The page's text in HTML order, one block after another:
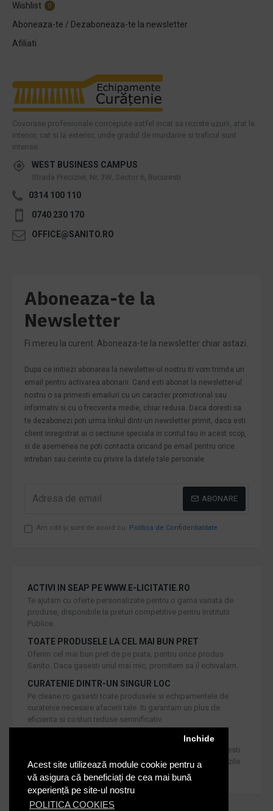
Acest site utilizează module cookie pentru a
vă asigura că beneficiați de cea mai bună
experiență pe site-ul nostru
POLITICA COOKIES
Inchide
Wishlist
0
Aboneaza-te / Dezaboneaza-te la newsletter
Afiliati
Covorase profesionale concepute astfel incat sa reziste uzurii, atat la
interior, cat si la exterior, unde gradul de murdarire si traficul sunt
intense.
WEST BUSINESS CAMPUS
Strada Preciziei, Nr, 3W, Sector 6, Bucuresti
0314 100 110
0740 230 170
OFFICE@SANITO.RO
Aboneaza-te la
Newsletter
Fi mereu la curent. Aboneaza-te la newsletter chiar astazi.
Dupa ce initiezi abonarea la newsletter-ul nostru iti vom trimite un
email pentru activarea abonarii. Cand esti abonat la newsletter-ul
nostru o sa primesti emailuri cu un caracter promotional sau
informativ si cu o frecventa medie, chiar redusa. Daca doresti sa
te dezabonezi poti urma linkul dintr-un newsletter primit, daca esti
client inregistrat ai o sectiune speciala in contul tau in acest scop,
si de asemenea ne poti contacta oricand pe email pentru orice
intrebari sau cerinte cu privire la datele tale personale.
ABONARE
Am citit şi sunt de acord cu Politica de Confidentialitate
ACTIVI IN SEAP PE WWW.E-LICITATIE.RO
Te ajutam cu oferte personalizate pentru o gama variata de
produse, disponibile la preturi competitive pentru Institutii
Publice.
TOATE PRODUSELE LA CEL MAI BUN PRET
Oferim cel mai bun pret de pe piata, pentru orice produs
Sanito. Daca gasesti unul mai mic, promitem sa il echivalam.
CURATENIE DINTR-UN SINGUR LOC
Pe cleane.ro gasesti toate produsele si echipamentele de
curatenie necesare afacerii tale. Iti garantam un plus de
eficienta si costuri reduse semnificativ.
Iti oferim produse de cea mai inalta calitate, dar daca doresti
inlocuirea sau returnarea lor, noi asiguram returul in 30 de zile
de la achizitie catre consumatori.